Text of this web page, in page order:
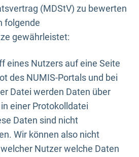
(MDStV) zu bewerten
folgende
gewährleistet:
eines Nutzers auf eine Seite
des NUMIS-Portals und bei
Datei werden Daten über
einer Protokolldatei
Daten sind nicht
Wir können also nicht
Nutzer welche Daten